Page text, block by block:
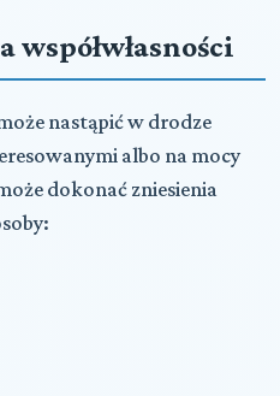
współwłasności
nastąpić w drodze
albo na mocy
dokonać zniesienia